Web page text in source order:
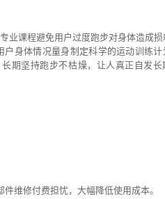
业课程避免用户过度跑步对身体造成损
户身体情况量身制定科学的运动训练计
期坚持跑步不枯燥，让人真正自发长
维修付费担忧，大幅降低使用成本。